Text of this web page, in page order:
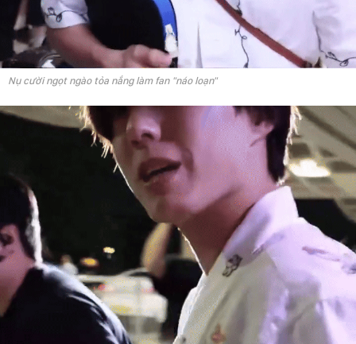
Nụ cười ngọt ngào tỏa nắng làm fan "náo loạn"